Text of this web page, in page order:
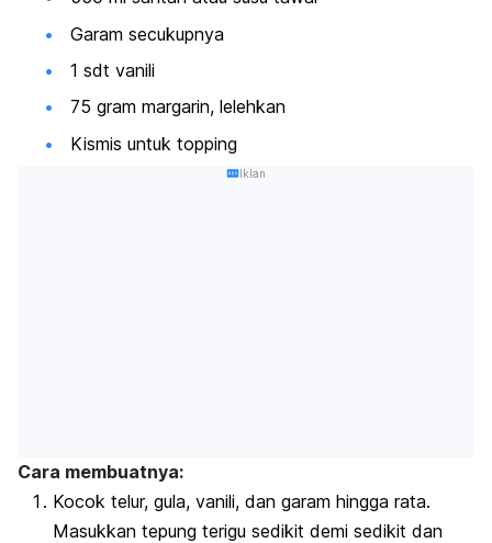
Garam secukupnya
1 sdt vanili
75 gram margarin, lelehkan
Kismis untuk topping
Iklan
Cara membuatnya:
Kocok telur, gula, vanili, dan garam hingga rata.
Masukkan tepung terigu sedikit demi sedikit dan